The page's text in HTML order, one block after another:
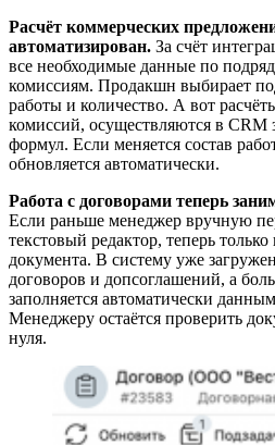
Расчёт коммерческих
автоматизирован. За счёт
все необходимые данные по
комиссиям. Продакшн выбирает
работы и количество. А вот
комиссий, осуществляются в CRM
формул. Если меняется состав
обновляется автоматически.
Работа с договорами теперь
Если раньше менеджер вручную
текстовый редактор, теперь
документа. В систему уже
договоров и допсоглашений, а
заполняется автоматически
Менеджеру остаётся проверить
нуля.